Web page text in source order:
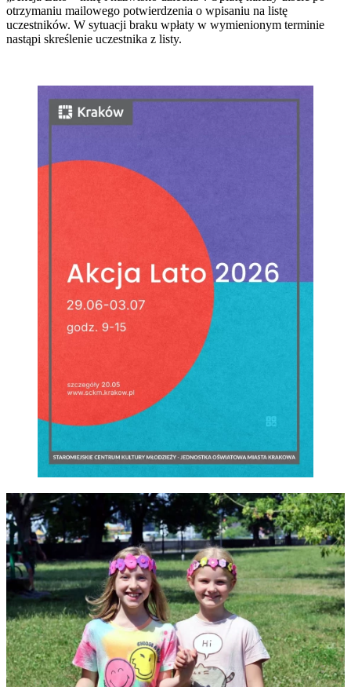
otrzymaniu mailowego potwierdzenia o wpisaniu na listę
uczestników. W sytuacji braku wpłaty w wymienionym terminie
nastąpi skreślenie uczestnika z listy.